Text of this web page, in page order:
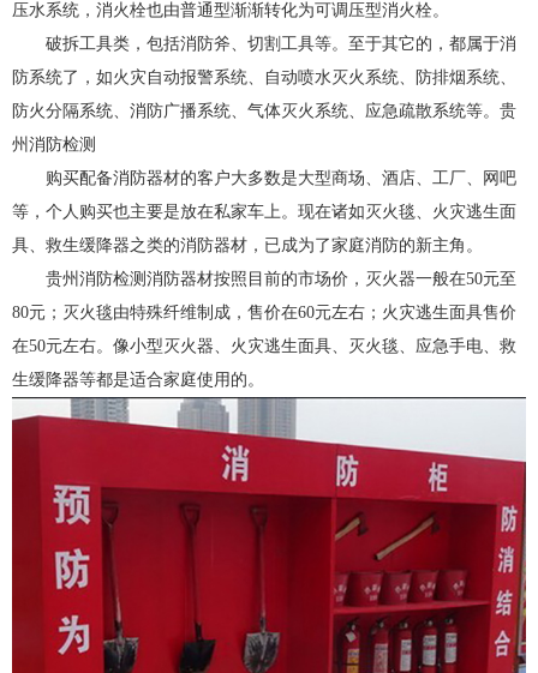
压水系统，消火栓也由普通型渐渐转化为可调压型消火栓。
破拆工具类，包括消防斧、切割工具等。至于其它的，都属于消
防系统了，如火灾自动报警系统、自动喷水灭火系统、防排烟系统、
防火分隔系统、消防广播系统、气体灭火系统、应急疏散系统等。贵
州消防检测
购买配备消防器材的客户大多数是大型商场、酒店、工厂、网吧
等，个人购买也主要是放在私家车上。现在诸如灭火毯、火灾逃生面
具、救生缓降器之类的消防器材，已成为了家庭消防的新主角。
贵州消防检测消防器材按照目前的市场价，灭火器一般在50元至
80元；灭火毯由特殊纤维制成，售价在60元左右；火灾逃生面具售价
在50元左右。像小型灭火器、火灾逃生面具、灭火毯、应急手电、救
生缓降器等都是适合家庭使用的。